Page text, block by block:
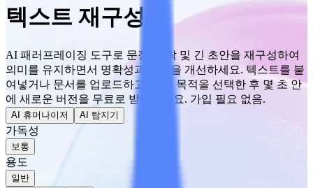
텍스트 재구성
AI 패러프레이징 도구로 문장, 단락 및 긴 초안을 재구성하여
의미를 유지하면서 명확성과 흐름을 개선하세요. 텍스트를 붙
여넣거나 문서를 업로드하고, 작성 목적을 선택한 후 몇 초 안
에 새로운 버전을 무료로 받아보세요. 가입 필요 없음.
AI 휴머나이저 AI 탐지기
가독성
보통
용도
일반